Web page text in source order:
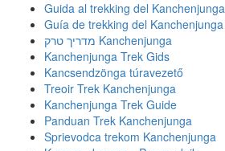
Guida al trekking del Kanchenjunga
Guía de trekking del Kanchenjunga
מדריך טרק Kanchenjunga
Kanchenjunga Trek Gids
Kancsendzönga túravezető
Treoir Trek Kanchenjunga
Kanchenjunga Trek Guide
Panduan Trek Kanchenjunga
Sprievodca trekom Kanchenjunga